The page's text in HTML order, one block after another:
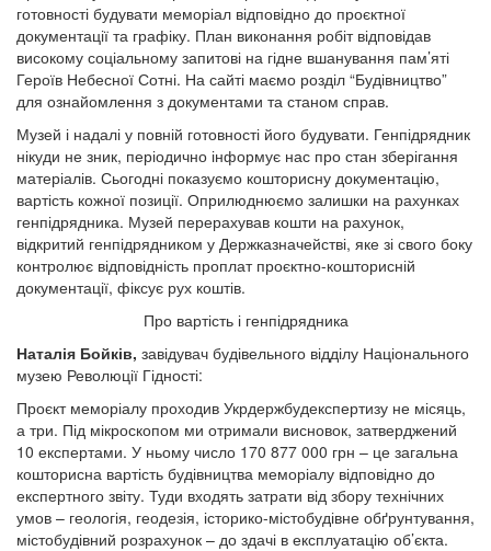
готовності будувати меморіал відповідно до проєктної
документації та графіку. План виконання робіт відповідав
високому соціальному запитові на гідне вшанування пам’яті
Героїв Небесної Сотні. На сайті маємо розділ “Будівництво”
для ознайомлення з документами та станом справ.
Музей і надалі у повній готовності його будувати. Генпідрядник
нікуди не зник, періодично інформує нас про стан зберігання
матеріалів. Сьогодні показуємо кошторисну документацію,
вартість кожної позиції. Оприлюднюємо залишки на рахунках
генпідрядника. Музей перерахував кошти на рахунок,
відкритий генпідрядником у Держказначействі, яке зі свого боку
контролює відповідність проплат проєктно-кошторисній
документації, фіксує рух коштів.
Про вартість і генпідрядника
Наталія Бойків, завідувач будівельного відділу Національного
музею Революції Гідності:
Проєкт меморіалу проходив Укрдержбудекспертизу не місяць,
а три. Під мікроскопом ми отримали висновок, затверджений
10 експертами. У ньому число 170 877 000 грн – це загальна
кошторисна вартість будівництва меморіалу відповідно до
експертного звіту. Туди входять затрати від збору технічних
умов – геологія, геодезія, історико-містобудівне обґрунтування,
містобудівний розрахунок – до здачі в експлуатацію об’єкта.